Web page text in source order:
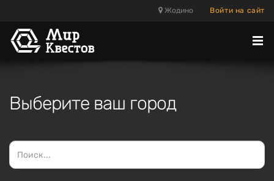
Жодино Войти на сайт
Выберите ваш город